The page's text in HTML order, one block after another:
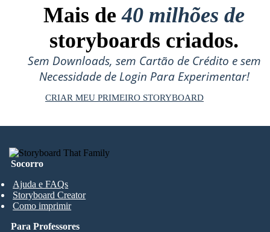
Mais de40 milhões de
storyboards criados.
Sem Downloads, sem Cartão de Crédito e sem
Necessidade de Login Para Experimentar!
CRIAR MEU PRIMEIRO STORYBOARD
Socorro
Ajuda e FAQs
Storyboard Creator
Como imprimir
Para Professores